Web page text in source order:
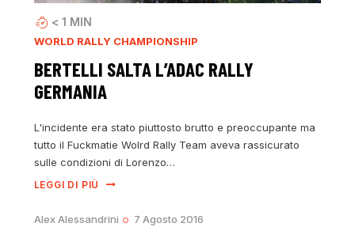
< 1 MIN
WORLD RALLY CHAMPIONSHIP
BERTELLI SALTA L’ADAC RALLY
GERMANIA
L'incidente era stato piuttosto brutto e preoccupante ma
tutto il Fuckmatie Wolrd Rally Team aveva rassicurato
sulle condizioni di Lorenzo…
LEGGI DI PIÙ
Alex Alessandrini 7 Agosto 2016